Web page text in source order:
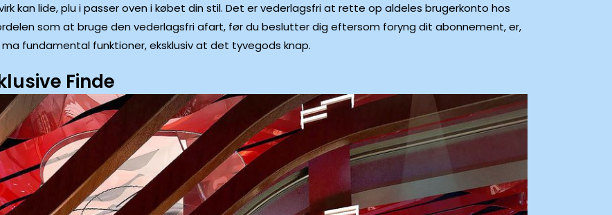
kan lide, plu i passer oven i købet din stil. Det er vederlagsfri at rette op aldeles brugerkonto hos
som at bruge den vederlagsfri afart, før du beslutter dig eftersom foryng dit abonnement, er,
fundamental funktioner, eksklusiv at det tyvegods knap.
Finde